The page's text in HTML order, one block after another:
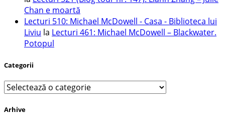
Chan e moartă
Lecturi 510: Michael McDowell - Casa - Biblioteca lui
Liviu la Lecturi 461: Michael McDowell – Blackwater.
Potopul
Categorii
Categorii
Arhive